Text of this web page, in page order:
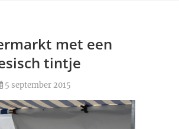
met een
tintje
5 september 2015